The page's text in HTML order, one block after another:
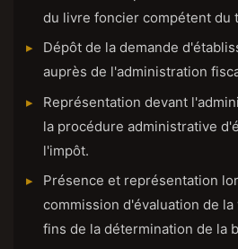
du livre foncier compétent du
Dépôt de la demande
auprès de l'administration
Représentation devant
la procédure administrative
l'impôt.
Présence et représentation
commission d'évaluation de
fins de la détermination de la